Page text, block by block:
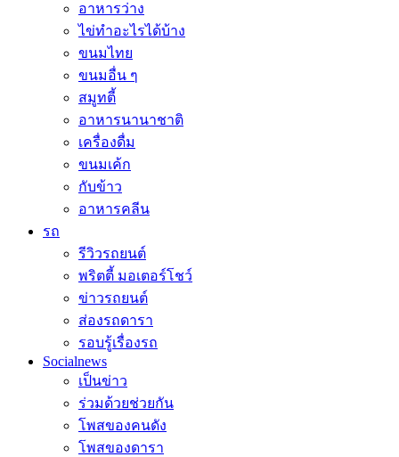
อาหารว่าง
ไข่ทำอะไรได้บ้าง
ขนมไทย
ขนมอื่น ๆ
สมูทตี้
อาหารนานาชาติ
เครื่องดื่ม
ขนมเค้ก
กับข้าว
อาหารคลีน
รถ
รีวิวรถยนต์
พริตตี้ มอเตอร์โชว์
ข่าวรถยนต์
ส่องรถดารา
รอบรู้เรื่องรถ
Socialnews
เป็นข่าว
ร่วมด้วยช่วยกัน
โพสของคนดัง
โพสของดารา